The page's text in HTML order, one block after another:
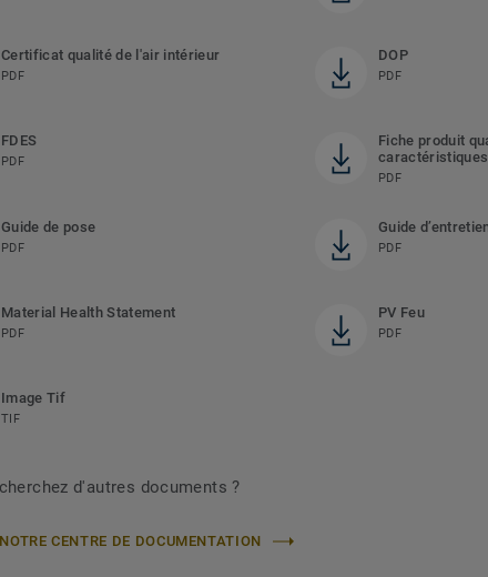
Certificat qualité de l'air intérieur
PDF
DOP
PDF
FDES
PDF
Fiche produit
PDF
Guide de pose
PDF
Guide
PDF
Material Health Statement
PDF
PV Feu
PDF
Image Tif
TIF
d'autres documents ?
CENTRE DE DOCUMENTATION